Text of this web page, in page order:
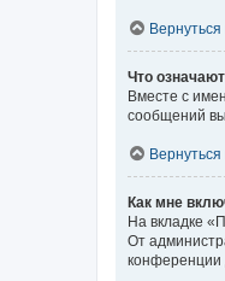
Вернуться
Что
Вместе с
сообщений вы
Вернуться
Как мне
На вкладке
От
конференции